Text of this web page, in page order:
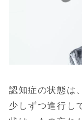
認知症の状態は
少しずつ進行し